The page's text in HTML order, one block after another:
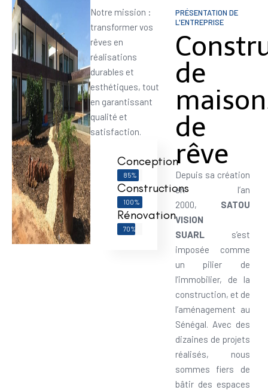
Notre mission :
transformer vos
rêves en
réalisations
durables et
esthétiques, tout
en garantissant
qualité et
satisfaction.
Conception
85%
Constructions
100%
Rénovation
70%
PRÉSENTATION DE
L'ENTREPRISE
de
de
rêve
Depuis sa création
en l’an
2000, SATOU
VISION
SUARLs’est
imposée comme
un pilier de
l’immobilier, de la
construction, et de
l’aménagement au
Sénégal. Avec des
dizaines de projets
réalisés, nous
sommes fiers de
bâtir des espaces